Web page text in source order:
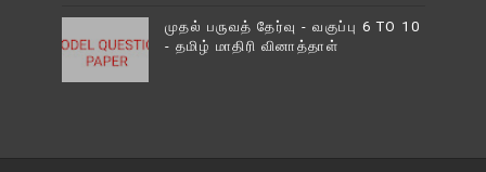
முதல் பருவத் தேர்வு - வகுப்பு 6 TO 10
- தமிழ் மாதிரி வினாத்தாள்